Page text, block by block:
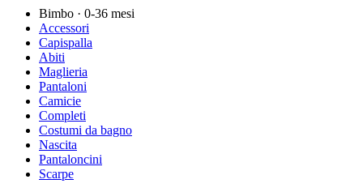
Bimbo · 0-36 mesi
Accessori
Capispalla
Abiti
Maglieria
Pantaloni
Camicie
Completi
Costumi da bagno
Nascita
Pantaloncini
Scarpe